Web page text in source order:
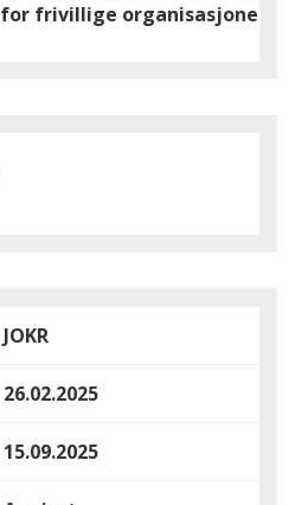
for frivillige organisasjoner
JOKR
26.02.2025
15.09.2025